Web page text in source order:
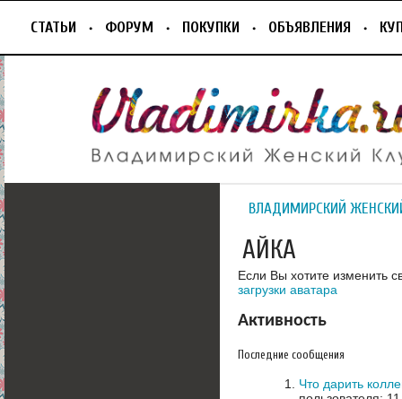
СТАТЬИ ФОРУМ ПОКУПКИ ОБЪЯВЛЕНИЯ
ВЛАДИМИРСКИЙ
АЙКА
Если Вы хотите изменить
загрузки аватара
Активность
Последние сообщения
Что дарить